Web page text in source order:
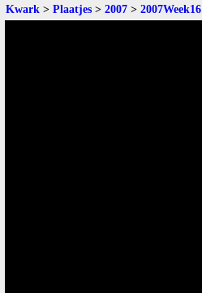
Kwark > Plaatjes > 2007 > 2007Week16